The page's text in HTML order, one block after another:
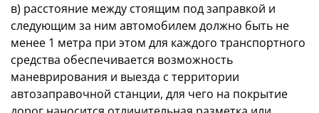
в) расстояние между стоящим под заправкой и
следующим за ним автомобилем должно быть не
менее 1 метра при этом для каждого транспортного
средства обеспечивается возможность
маневрирования и выезда с территории
автозаправочной станции, для чего на покрытие